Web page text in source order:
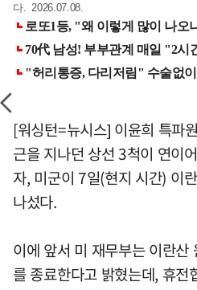
다. 2026.07.08.
[워싱턴=뉴시스] 이윤희 특파
근을 지나던 상선 3척이 연이
자, 미군이 7일(현지 시간) 이
나섰다.
이에 앞서 미 재무부는 이란산
를 종료한다고 밝혔는데, 휴전